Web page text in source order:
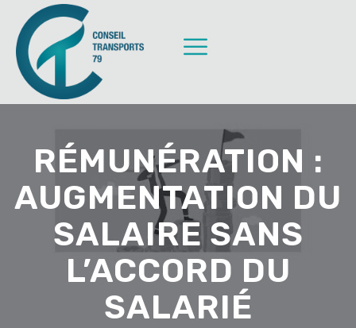
RÉMUNÉRATION :
AUGMENTATION DU
SALAIRE SANS
L’ACCORD DU
SALARIÉ